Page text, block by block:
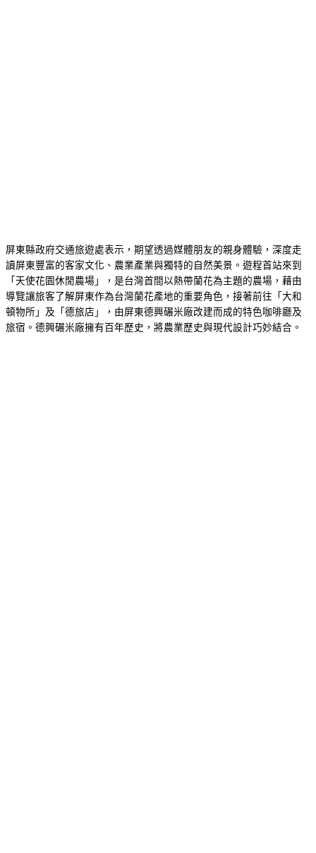
屏東縣政府交通旅遊處表示，期望透過媒體朋友的親身體驗，深度走
讀屏東豐富的客家文化、農業產業與獨特的自然美景。遊程首站來到
「天使花園休閒農場」，是台灣首間以熱帶蘭花為主題的農場，藉由
導覽讓旅客了解屏東作為台灣蘭花產地的重要角色，接著前往「大和
頓物所」及「德旅店」，由屏東德興碾米廠改建而成的特色咖啡廳及
旅宿。德興碾米廠擁有百年歷史，將農業歷史與現代設計巧妙結合。